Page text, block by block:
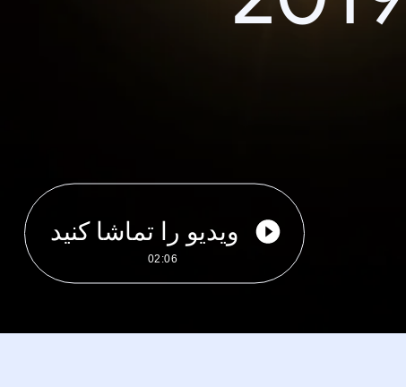
ویدیو را تماشا کنید
02:06